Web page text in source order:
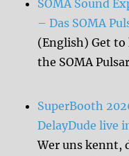
SOMA Sound
– Das SOMA
(English) Get to
the SOMA
SuperBooth
DelayDude live
Wer uns kennt,